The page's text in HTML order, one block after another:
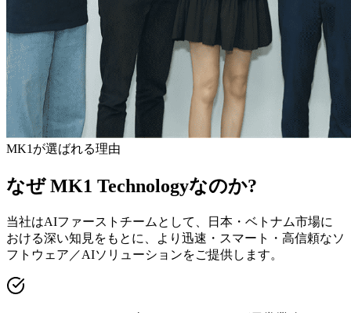
MK1が選ばれる理由
なぜ MK1 Technologyなのか?
当社はAIファーストチームとして、日本・ベトナム市場に
おける深い知見をもとに、より迅速・スマート・高信頼なソ
フトウェア／AIソリューションをご提供します。